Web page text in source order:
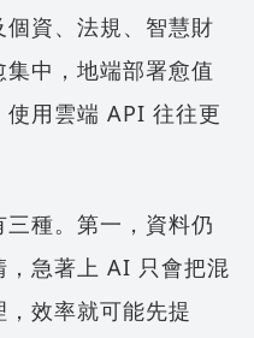
資、法規、智慧財
中，地端部署愈值
用雲端 API 往往更
種。第一，資料仍
，急著上 AI 只會把混
效率就可能先提